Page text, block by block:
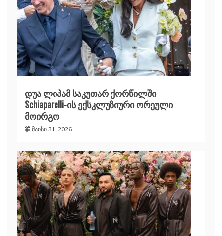
დუა ლიპამ საკუთარ ქორწილში
Schiaparelli-ის ექსკლუზიური ორეული
მოირგო
მაისი 31, 2026